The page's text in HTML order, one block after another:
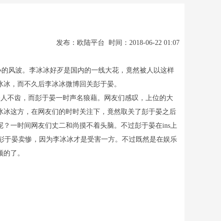
发布：欧陆平台 时间：2018-06-22 01:07
风波。李冰冰好歹是国内的一线大花，竟然被人以这样
，而不久后李冰冰微博回关彭于晏。
不齿，而彭于晏一时声名狼藉。网友们感叹，上位的大
这方，在网友们的时时关注下，竟然取关了彭于晏之后
一时间网友们丈二和尚摸不着头脑。不过彭于晏在ins上
晏卖惨，因为李冰冰才是受害一方。不过既然是在娱乐
了。